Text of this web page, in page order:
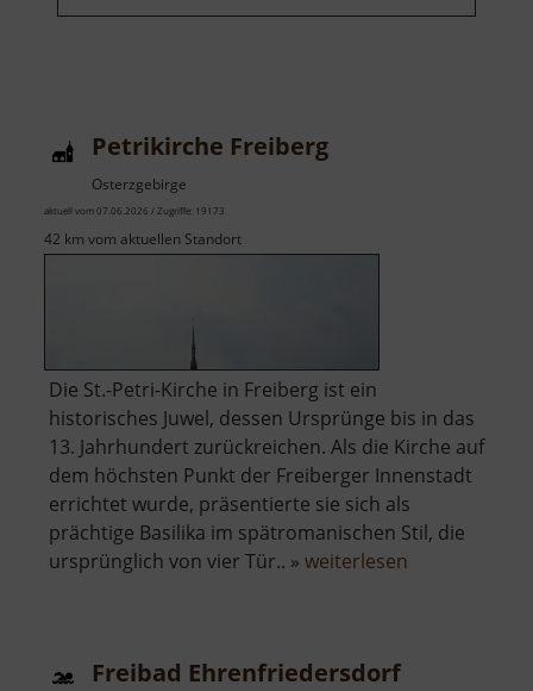
Petrikirche Freiberg
Osterzgebirge
aktuell vom 07.06.2026 / Zugriffe: 19173
42 km vom aktuellen Standort
Die St.-Petri-Kirche in Freiberg ist ein
historisches Juwel, dessen Ursprünge bis in das
13. Jahrhundert zurückreichen. Als die Kirche auf
dem höchsten Punkt der Freiberger Innenstadt
errichtet wurde, präsentierte sie sich als
prächtige Basilika im spätromanischen Stil, die
ursprünglich von vier Tür.. » weiterlesen
Freibad Ehrenfriedersdorf